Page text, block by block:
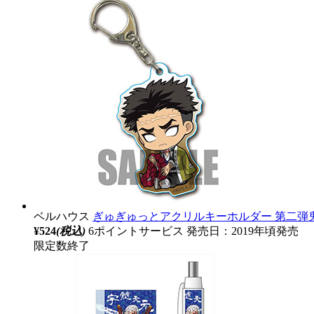
ベルハウス ぎゅぎゅっとアクリルキーホルダー 第二弾
¥524(税込) 6ポイントサービス 発売日：2019年頃発売
限定数終了